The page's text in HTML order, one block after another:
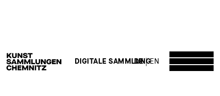
DE EN
DIGITALE SAMMLUNG